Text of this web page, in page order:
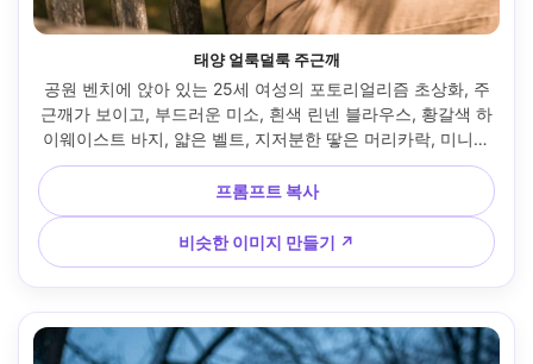
태양 얼룩덜룩 주근깨
공원 벤치에 앉아 있는 25세 여성의 포토리얼리즘 초상화, 주
근깨가 보이고, 부드러운 미소, 흰색 린넨 블라우스, 황갈색 하
이웨이스트 바지, 얇은 벨트, 지저분한 땋은 머리카락, 미니멀
한 메이크업, 나뭇잎 사이로 햇빛이 부드러운 패턴을 연출, 소
니 A7III, 85mm f/1.8, 얕은 피사계, 밀접한 초상화 프레임, 따
뜻하고 자연스러운 분위기, 사실적인 피부와 주근깨, 고해상
도, 눈에 선명한 초점, 부드러운 따뜻한 색상 등급 --ar 4:5
프롬프트 복사
비슷한 이미지 만들기 ↗